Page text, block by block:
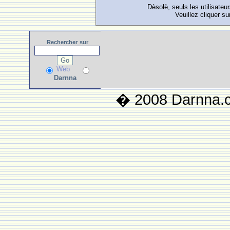
Dèsolè, seuls les
Veuillez cliquer
Rechercher sur
Web
Darnna
� 2008